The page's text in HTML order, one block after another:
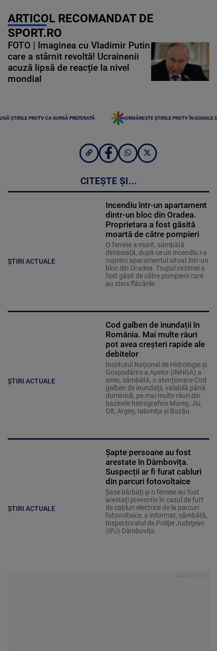
ARTICOL RECOMANDAT DE
SPORT.RO
FOTO | Imaginea cu Vladimir Putin
care a stârnit revoltă! Ucrainenii
acuză lipsă de reacție la nivel
mondial
ȘTIRILE PROTV CA SURSĂ PREFERATĂ URMĂREȘTE ȘTIRILE PROTV ÎN GOOGLE
CITEȘTE ȘI...
ȘTIRI ACTUALE
Incendiu într-un apartament
dintr-un bloc din Oradea.
Proprietara a fost găsită
moartă de către pompieri
O femeie a murit, sâmbătă
dimineaţă, după ce un incendiu i-a
cuprins aparamentul situat într-un
bloc din Oradea. Trupul victimei a
fost găsit de către pompierii care
au stins flăcările.
ȘTIRI ACTUALE
Cod galben de inundații în
România. Mai multe râuri
pot avea creșteri rapide ale
debitelor
Institutul Naţional de Hidrologie şi
Gospodărire a Apelor (INHGA) a
emis, sâmbătă, o atenţionare Cod
galben de inundaţii, valabilă până
duminică, pe mai multe râuri din
bazinele hidrografice Mureş, Jiu,
Olt, Argeş, Ialomiţa şi Buzău.
ȘTIRI ACTUALE
Șapte persoane au fost
arestate în Dâmbovița.
Suspecții ar fi furat cabluri
din parcuri fotovoltaice
Şase bărbaţi şi o femeie au fost
arestaţi preventiv în cazul de furt
de cabluri electrice de la parcuri
fotovoltaice, a informat, sâmbătă,
Inspectoratul de Poliţie Judeţean
(IPJ) Dâmboviţa.